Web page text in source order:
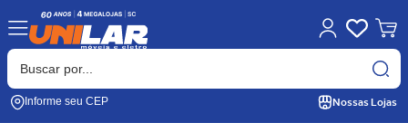
Informe seu CEP Nossas Lojas